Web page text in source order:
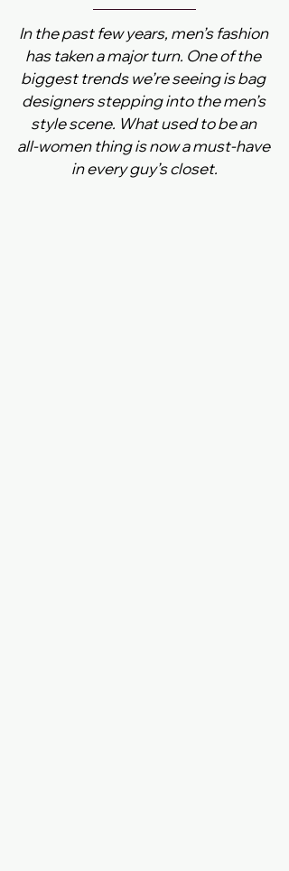
In the past few years, men’s fashion
has taken a major turn. One of the
biggest trends we’re seeing is bag
designers stepping into the men’s
style scene. What used to be an
all‑women thing is now a must‑have
in every guy’s closet.